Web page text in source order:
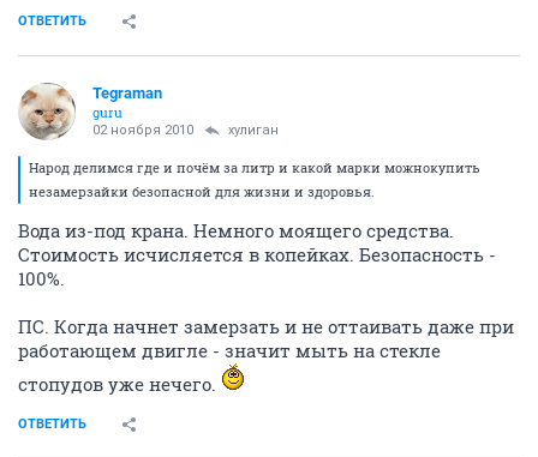
ОТВЕТИТЬ
Tegraman
guru
02 ноября 2010 хулиган
Народ делимся где и почём за литр и какой марки можнокупить
незамерзайки безопасной для жизни и здоровья.
Вода из-под крана. Немного моящего средства.
Стоимость исчисляется в копейках. Безопасность -
100%.
ПС. Когда начнет замерзать и не оттаивать даже при
работающем двигле - значит мыть на стекле
стопудов уже нечего.
ОТВЕТИТЬ